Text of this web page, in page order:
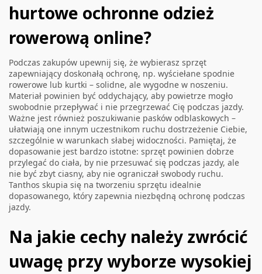
hurtowe ochronne odzież
rowerową online?
Podczas zakupów upewnij się, że wybierasz sprzęt
zapewniający doskonałą ochronę, np. wyściełane spodnie
rowerowe lub kurtki – solidne, ale wygodne w noszeniu.
Materiał powinien być oddychający, aby powietrze mogło
swobodnie przepływać i nie przegrzewać Cię podczas jazdy.
Ważne jest również poszukiwanie pasków odblaskowych –
ułatwiają one innym uczestnikom ruchu dostrzeżenie Ciebie,
szczególnie w warunkach słabej widoczności. Pamiętaj, że
dopasowanie jest bardzo istotne: sprzęt powinien dobrze
przylegać do ciała, by nie przesuwać się podczas jazdy, ale
nie być zbyt ciasny, aby nie ograniczał swobody ruchu.
Tanthos skupia się na tworzeniu sprzętu idealnie
dopasowanego, który zapewnia niezbędną ochronę podczas
jazdy.
Na jakie cechy należy zwrócić
uwagę przy wyborze wysokiej